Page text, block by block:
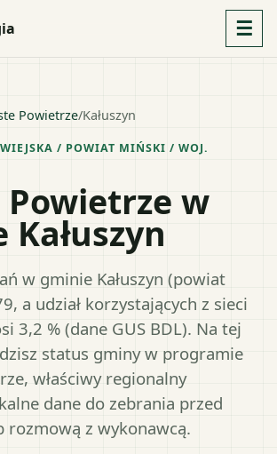
☰
Powietrze/Kałuszyn
/ POWIAT MIŃSKI / WOJ.
Powietrze w
w gminie Kałuszyn (powiat
a udział korzystających z sieci
3,2 % (dane GUS BDL). Na tej
status gminy w programie
właściwy regionalny
dane do zebrania przed
rozmową z wykonawcą.